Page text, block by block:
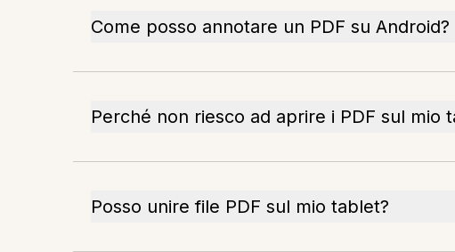
Come posso annotare un PDF su Android?
Perché non riesco ad aprire i PDF sul mio
Posso unire file PDF sul mio tablet?